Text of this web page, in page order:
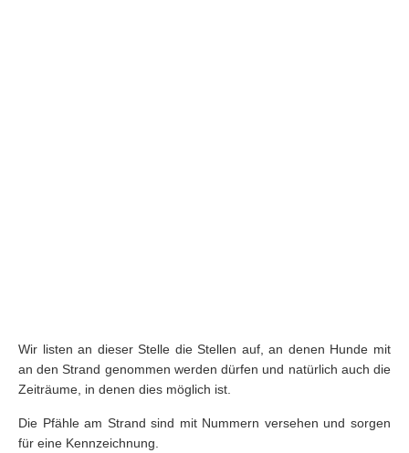
Wir listen an dieser Stelle die Stellen auf, an denen Hunde mit
an den Strand genommen werden dürfen und natürlich auch die
Zeiträume, in denen dies möglich ist.
Die Pfähle am Strand sind mit Nummern versehen und sorgen
für eine Kennzeichnung.